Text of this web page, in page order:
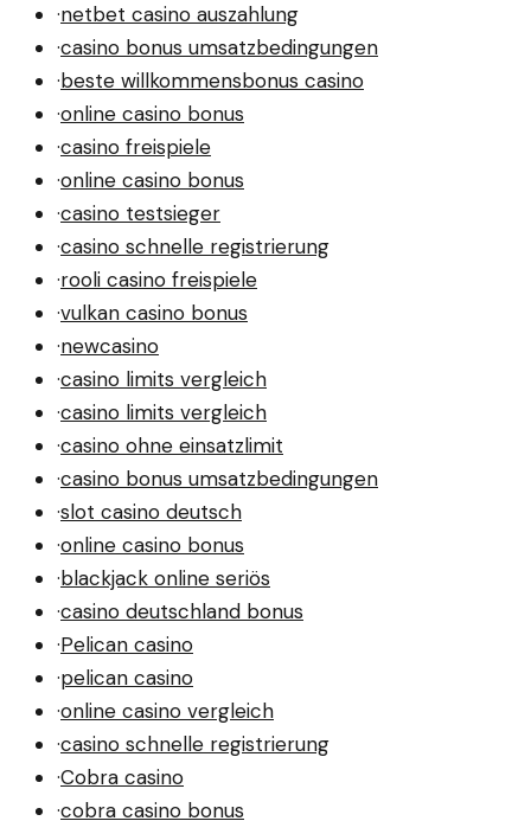
·netbet casino auszahlung
·casino bonus umsatzbedingungen
·beste willkommensbonus casino
·online casino bonus
·casino freispiele
·online casino bonus
·casino testsieger
·casino schnelle registrierung
·rooli casino freispiele
·vulkan casino bonus
·newcasino
·casino limits vergleich
·casino limits vergleich
·casino ohne einsatzlimit
·casino bonus umsatzbedingungen
·slot casino deutsch
·online casino bonus
·blackjack online seriös
·casino deutschland bonus
·Pelican casino
·pelican casino
·online casino vergleich
·casino schnelle registrierung
·Cobra casino
·cobra casino bonus